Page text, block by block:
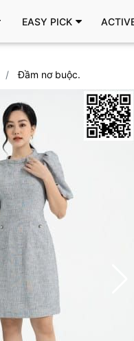
EASY PICK
đầm nơ buộc.